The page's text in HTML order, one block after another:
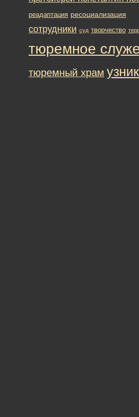
реадаптация ресоциализация
сотрудники суд творчество
тюремное
тюремный храм